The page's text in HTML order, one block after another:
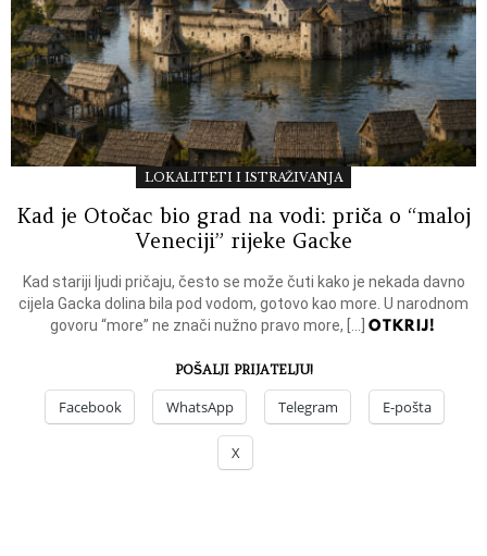
LOKALITETI I ISTRAŽIVANJA
Kad je Otočac bio grad na vodi: priča o “maloj
Veneciji” rijeke Gacke
Kad stariji ljudi pričaju, često se može čuti kako je nekada davno
cijela Gacka dolina bila pod vodom, gotovo kao more. U narodnom
govoru “more” ne znači nužno pravo more, […]OTKRIJ!
POŠALJI PRIJATELJU!
Facebook WhatsApp Telegram E-pošta
X